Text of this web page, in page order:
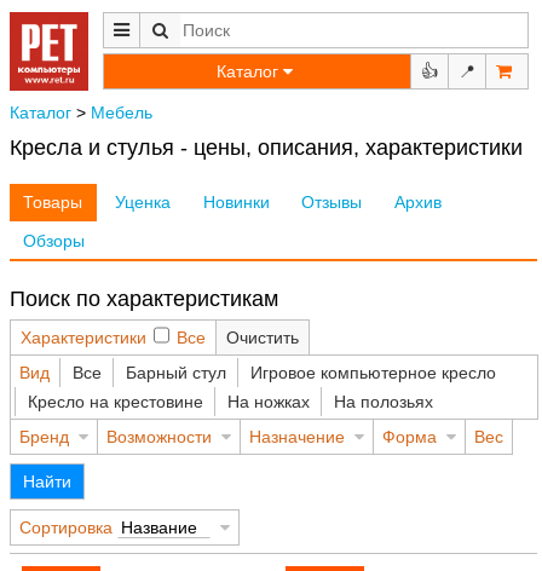
Каталог 👍 📍
Каталог > Мебель
Кресла и стулья - цены, описания, характеристики
Товары Уценка Новинки Отзывы
Архив
Обзоры
Поиск по характеристикам
Характеристики Все
Очистить
Вид
Все Барный стул
Игровое компьютерное кресло
Кресло на крестовине
На ножках
На полозьях
Бренд
Возможности Назначение Форма Вес
Найти
Сортировка Название